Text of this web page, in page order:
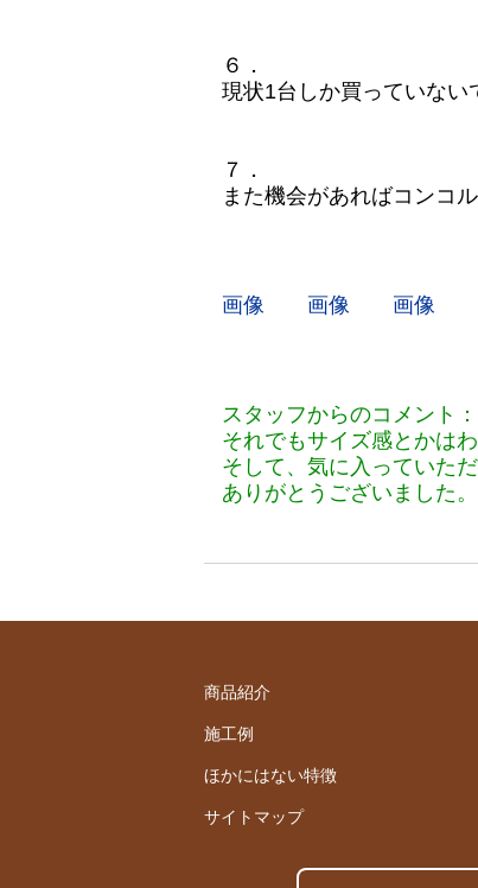
６．
現状1台しか買っていない
７．
また機会があればコンコ
画像 画像 画像
スタッフからのコメント
それでもサイズ感とかは
そして、気に入っていた
ありがとうございました
商品紹介
施工例
ほかにはない特徴
サイトマップ